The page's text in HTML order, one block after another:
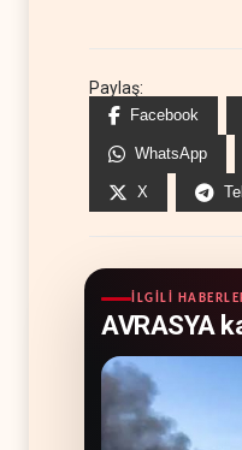
Paylaş:
Facebook
WhatsApp
X
İLGILI
AVRASYA